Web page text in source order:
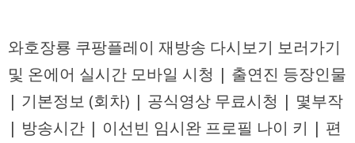
와호장룡 쿠팡플레이 재방송 다시보기 보러가기
및 온에어 실시간 모바일 시청 | 출연진 등장인물
| 기본정보 (회차) | 공식영상 무료시청 | 몇부작
| 방송시간 | 이선빈 임시완 프로필 나이 키 | 편